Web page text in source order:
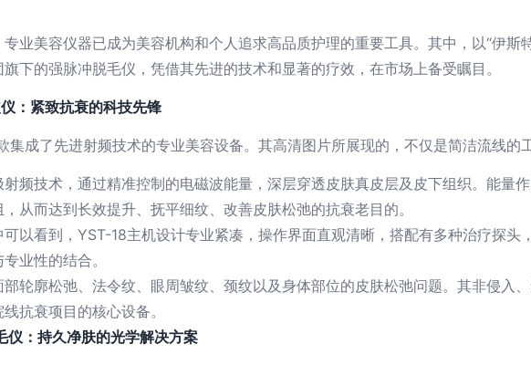
业美容仪器已成为美容机构和个人追求高品质护理的重要工具。其中，以“伊斯
下的强脉冲脱毛仪，凭借其先进的技术和显著的疗效，在市场上备受瞩目。
：紧致抗衰的科技先锋
集成了先进射频技术的专业美容设备。其高清图片所展现的，不仅是简洁流线的
射频技术，通过精准控制的电磁波能量，深层穿透皮肤真皮层及皮下组织。能量
从而达到长效提升、抚平细纹、改善皮肤松弛的抗衰老目的。
以看到，YST-18主机设计专业紧凑，操作界面直观清晰，搭配有多种治疗探头
业性的结合。
部轮廓松弛、法令纹、眼周皱纹、颈纹以及身体部位的皮肤松弛问题。其非侵入
抗衰项目的核心设备。
仪：持久净肤的光学解决方案